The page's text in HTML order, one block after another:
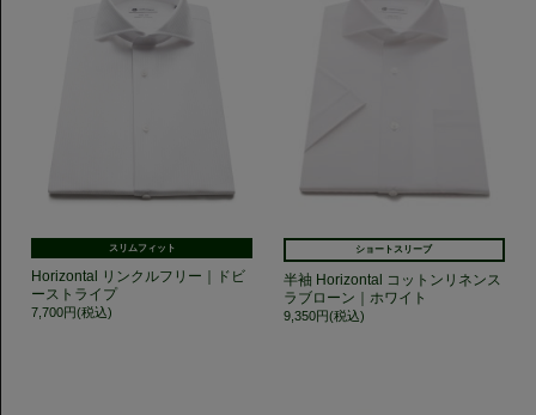
スリムフィット
Horizontal リンクルフリー｜ドビ
ーストライプ
7,700円(税込)
ショートスリーブ
半袖 Horizontal コットンリネンス
ラブローン｜ホワイト
9,350円(税込)